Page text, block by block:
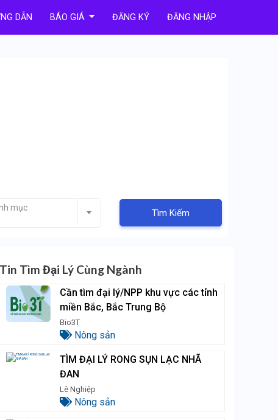
DẪN BÁO GIÁ ĐĂNG KÝ ĐĂNG NHẬP
mục Tìm Kiếm
Tin Tìm Đại Lý Cùng Ngành
Cần tìm đại lý/NPP khu vực các tỉnh
miền Bắc, Bắc Trung Bộ
Bio3T
Nông sản
TÌM ĐẠI LÝ RONG SỤN LẠC NHÃ
ĐAN
Lê Nghiệp
Nông sản